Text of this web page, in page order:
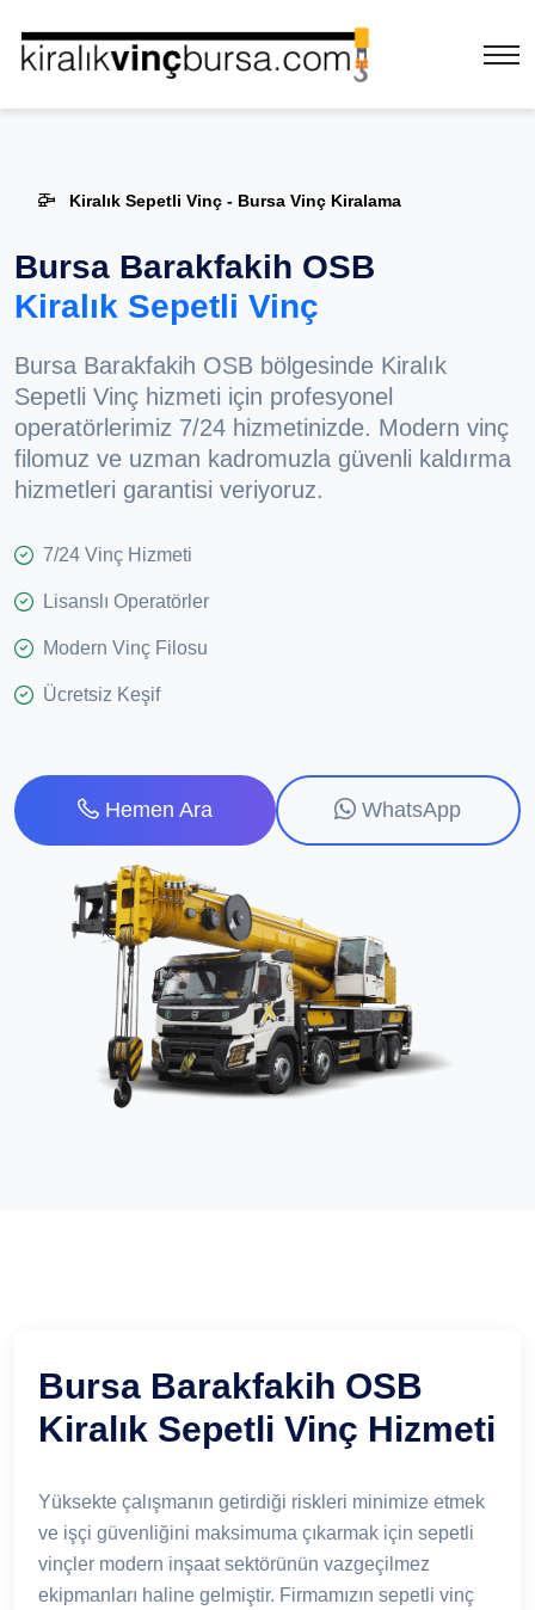
Kiralık Sepetli Vinç - Bursa Vinç Kiralama
Bursa Barakfakih OSB
Kiralık Sepetli Vinç
Bursa Barakfakih OSB bölgesinde Kiralık
Sepetli Vinç hizmeti için profesyonel
operatörlerimiz 7/24 hizmetinizde. Modern vinç
filomuz ve uzman kadromuzla güvenli kaldırma
hizmetleri garantisi veriyoruz.
7/24 Vinç Hizmeti
Lisanslı Operatörler
Modern Vinç Filosu
Ücretsiz Keşif
Hemen Ara WhatsApp
Bursa Barakfakih OSB
Kiralık Sepetli Vinç Hizmeti
Yüksekte çalışmanın getirdiği riskleri minimize etmek
ve işçi güvenliğini maksimuma çıkarmak için sepetli
vinçler modern inşaat sektörünün vazgeçilmez
ekipmanları haline gelmiştir. Firmamızın sepetli vinç